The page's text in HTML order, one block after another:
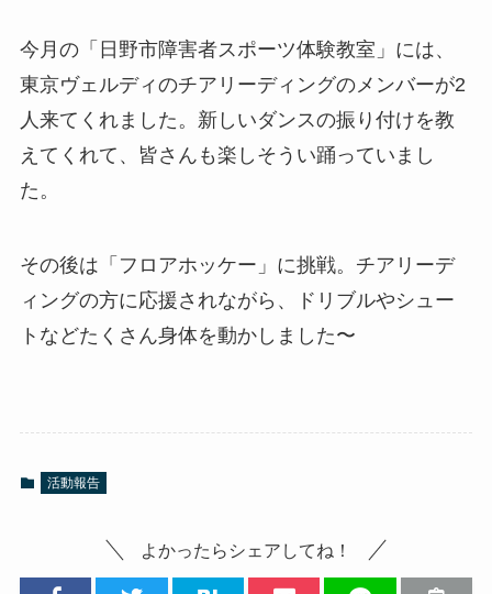
今月の「日野市障害者スポーツ体験教室」には、
東京ヴェルディのチアリーディングのメンバーが2
人来てくれました。新しいダンスの振り付けを教
えてくれて、皆さんも楽しそうい踊っていまし
た。
その後は「フロアホッケー」に挑戦。チアリーデ
ィングの方に応援されながら、ドリブルやシュー
トなどたくさん身体を動かしました〜
活動報告
よかったらシェアしてね！